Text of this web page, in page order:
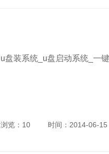
u盘装系统_u盘启动系统_一
浏览：10 时间： 2014-06-15